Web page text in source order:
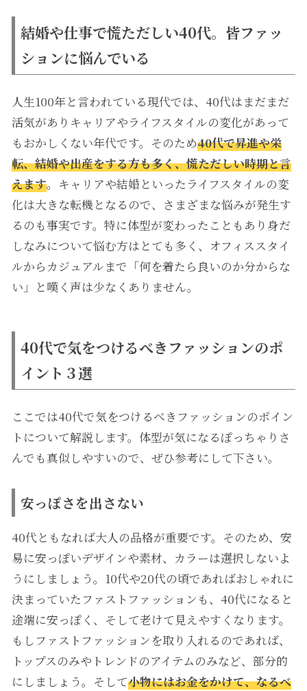
結婚や仕事で慌ただしい40代。皆ファッ
ションに悩んでいる
人生100年と言われている現代では、40代はまだまだ
活気がありキャリアやライフスタイルの変化があって
もおかしくない年代です。そのため40代で昇進や栄
転、結婚や出産をする方も多く、慌ただしい時期と言
えます。キャリアや結婚といったライフスタイルの変
化は大きな転機となるので、さまざまな悩みが発生す
るのも事実です。特に体型が変わったこともあり身だ
しなみについて悩む方はとても多く、オフィススタイ
ルからカジュアルまで「何を着たら良いのか分からな
い」と嘆く声は少なくありません。
40代で気をつけるべきファッションのポ
イント３選
ここでは40代で気をつけるべきファッションのポイン
トについて解説します。体型が気になるぽっちゃりさ
んでも真似しやすいので、ぜひ参考にして下さい。
安っぽさを出さない
40代ともなれば大人の品格が重要です。そのため、安
易に安っぽいデザインや素材、カラーは選択しないよ
うにしましょう。10代や20代の頃であればおしゃれに
決まっていたファストファッションも、40代になると
途端に安っぽく、そして老けて見えやすくなります。
もしファストファッションを取り入れるのであれば、
トップスのみやトレンドのアイテムのみなど、部分的
にしましょう。そして小物にはお金をかけて、なるべ